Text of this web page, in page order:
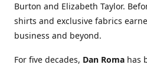
Burton and Elizabeth Taylor.
shirts and exclusive fabrics
business and beyond.
For five decades, Dan Roma has